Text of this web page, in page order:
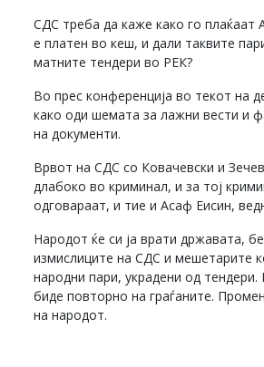
СДС треба да каже како го плаќаат
е платен во кеш, и дали таквите
матните тендери во РЕК?
Во прес конференција во текот на
како оди шемата за лажни вести и
на документи.
Врвот на СДС со Ковачевски и
длабоко во криминал, и за тој
одговараат, и тие и Асаф Еисин,
Народот ќе си ја врати државата,
измислиците на СДС и мешетарите
народни пари, украдени од тендери.
биде повторно на граѓаните.
на народот.